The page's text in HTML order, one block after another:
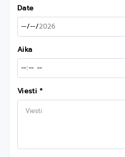
Date
Aika
Viesti *